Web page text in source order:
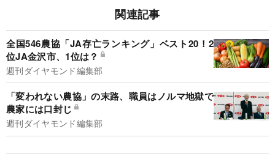
関連記事
全国546農協「JA存亡ランキング」ベスト20！2
位JA金沢市、1位は？
週刊ダイヤモンド編集部
「変われない農協」の末路、職員はノルマ地獄で
農家には口封じ
週刊ダイヤモンド編集部